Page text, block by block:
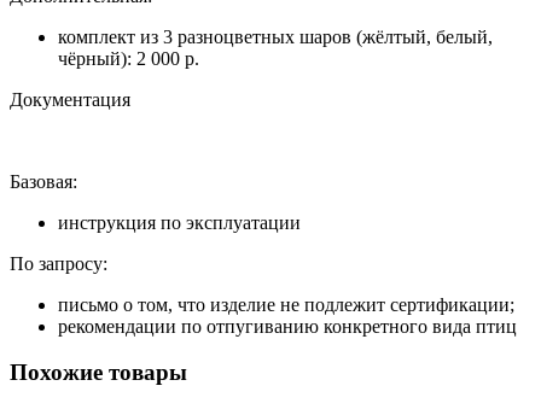
комплект из 3 разноцветных шаров (жёлтый, белый,
чёрный): 2 000 р.
Документация
Базовая:
инструкция по эксплуатации
По запросу:
письмо о том, что изделие не подлежит сертификации;
рекомендации по отпугиванию конкретного вида птиц
Похожие товары